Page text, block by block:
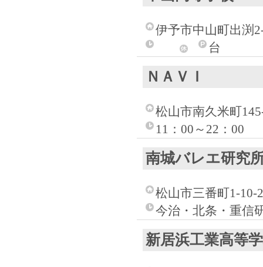
伊予市中山町出渕
台
ＮＡＶＩ
松山市南久米町
11：00～22：00
南城バレエ研究
松山市三番町1-10-
今治・北条・重
新居浜工業高等